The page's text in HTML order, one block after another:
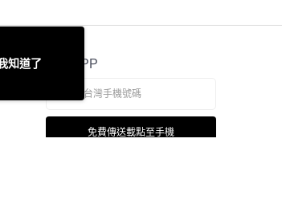
官方APP
免費傳送載點至手機
知道了